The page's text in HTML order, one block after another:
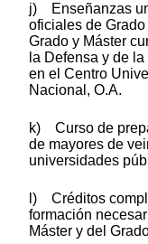
j) Enseñanzas
oficiales de
Grado y Máster
la Defensa y de
en el Centro
Nacional, O.A.
k) Curso de
de mayores de
universidades
l) Créditos
formación
Máster y del